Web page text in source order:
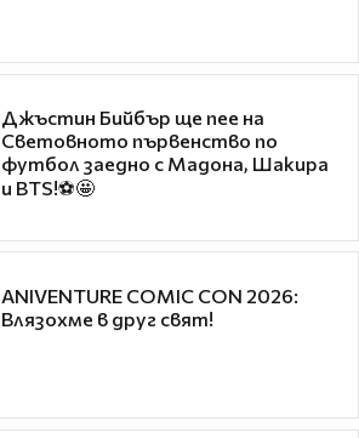
Джъстин Бийбър ще пее на
Световното първенство по
футбол заедно с Мадона, Шакира
и BTS!⚽🤩
ANIVENTURE COMIC CON 2026:
Влязохме в друг свят!